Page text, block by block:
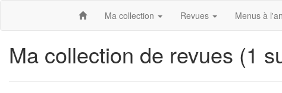
Ma collection Revues Menus à
Ma collection de revues (1